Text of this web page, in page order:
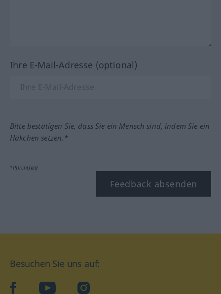
Ihre E-Mail-Adresse (optional)
Bitte bestätigen Sie, dass Sie ein Mensch sind, indem Sie ein
Häkchen setzen.*
*Pflichtfeld
Feedback absenden
Besuchen Sie uns auf:
facebookYouTube Instagram